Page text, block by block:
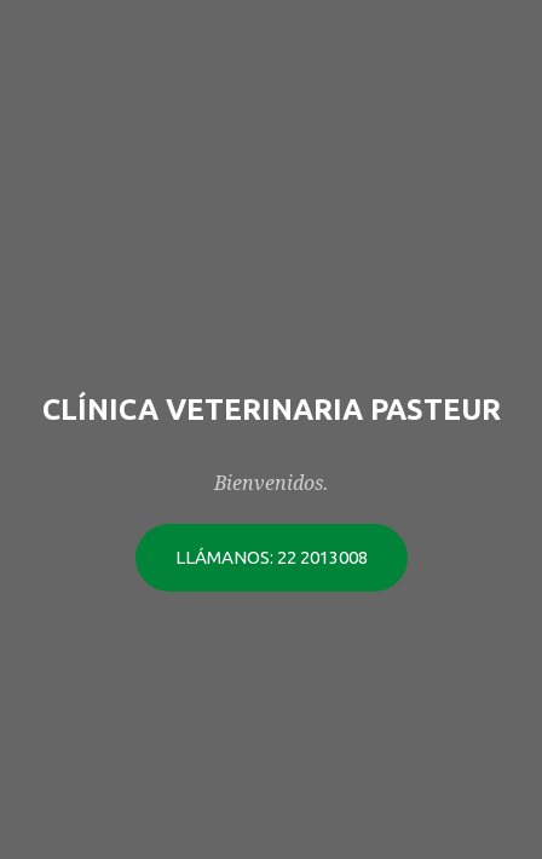
CLÍNICA VETERINARIA PASTEUR
Bienvenidos.
LLÁMANOS: 22 2013008